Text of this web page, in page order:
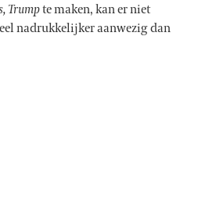
Trumpte maken, kan er niet
nadrukkelijker aanwezig dan